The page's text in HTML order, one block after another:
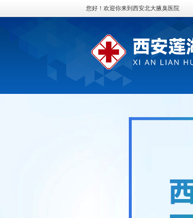
您好！欢迎你来到西安北大腋臭医院